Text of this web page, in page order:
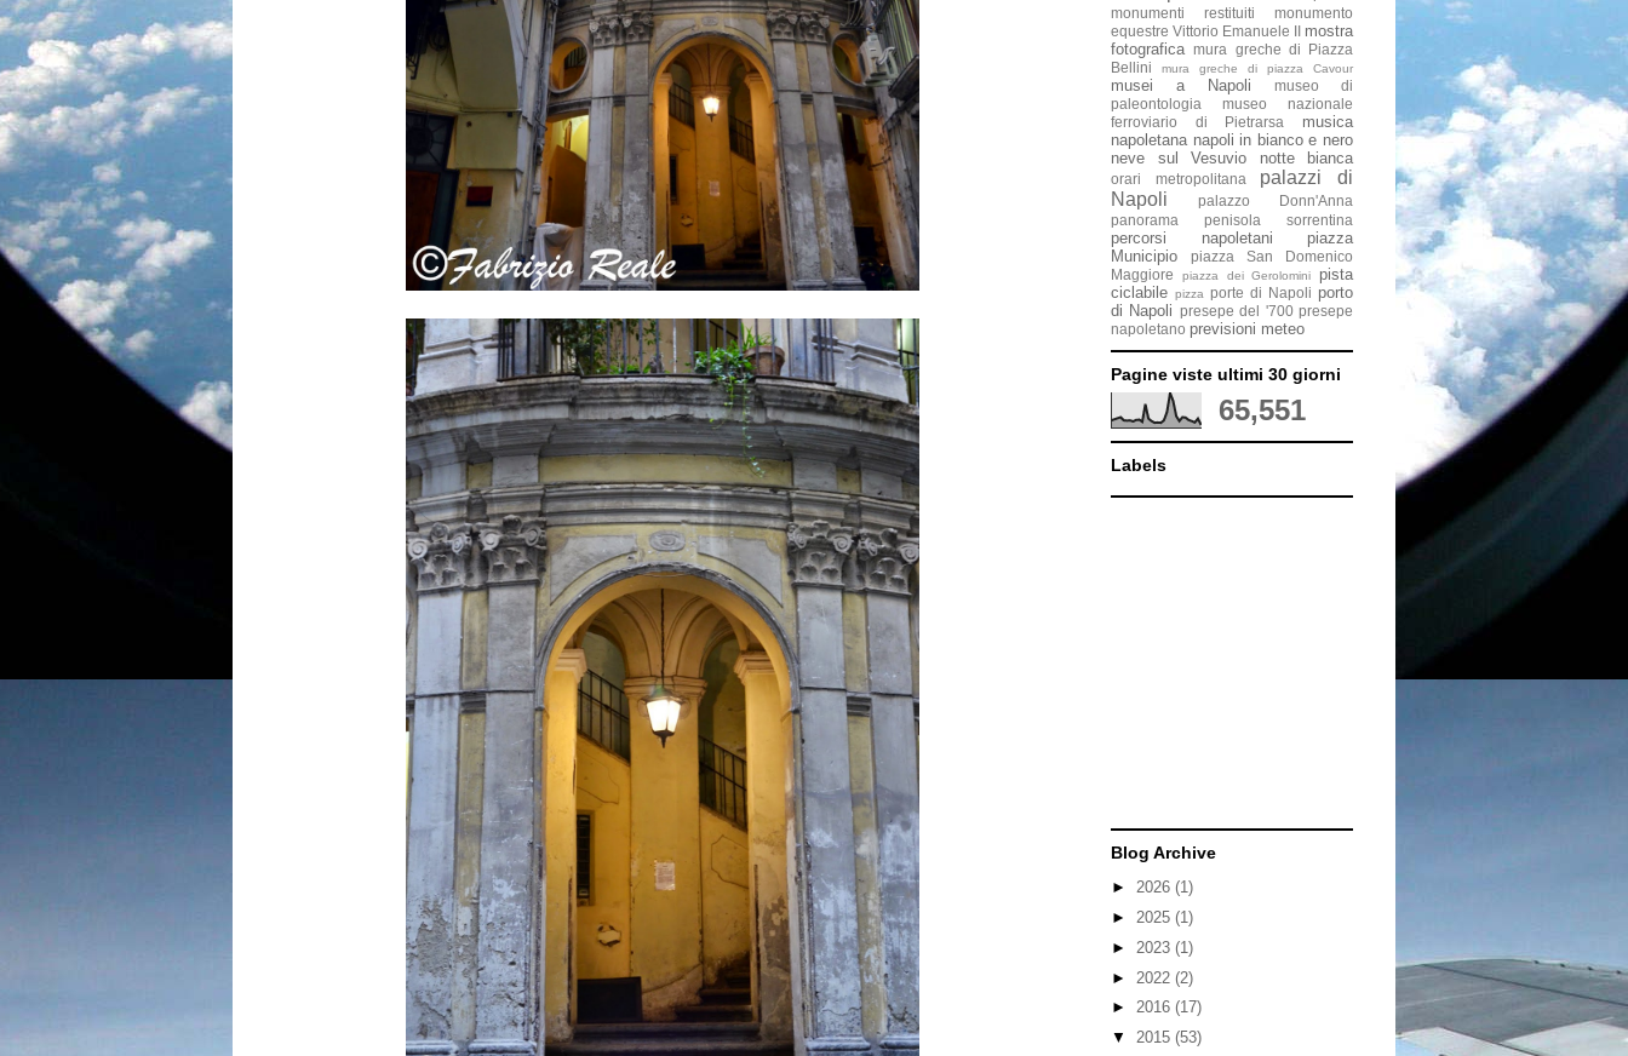
monumenti restituiti
monumento
equestre Vittorio Emanuele II mostra
fotografica mura greche di Piazza
Bellini
mura greche di piazza Cavour
musei a Napoli
museo di
paleontologia
museo nazionale
ferroviario di Pietrarsa
musica
napoletana napoli in bianco e nero
neve sul Vesuvio
notte bianca
orari metropolitana
palazzi di
Napoli
palazzo Donn'Anna
panorama penisola sorrentina
percorsi napoletani
piazza
Municipio
piazza San Domenico
Maggiore
piazza dei Gerolomini
pista
ciclabile pizza porte di Napoli porto
di Napoli presepe del '700 presepe
napoletano previsioni meteo
Pagine viste ultimi 30 giorni
65,551
Labels
Blog Archive
► 2026 (1)
► 2025 (1)
► 2023 (1)
► 2022 (2)
► 2016 (17)
▼ 2015 (53)